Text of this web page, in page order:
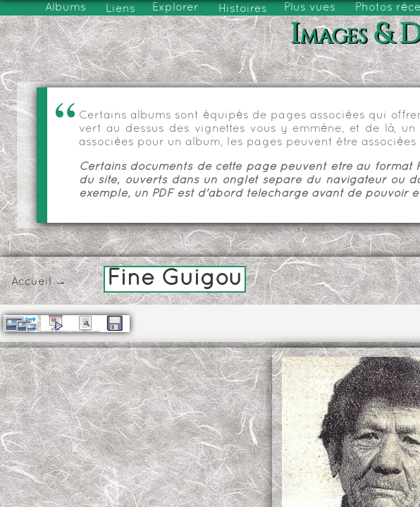
Albums Liens Explorer Histoires Plus vues Photos
Images &
Certains albums sont équipés de pages associées qui
vert au dessus des vignettes vous y emmène, et de là,
associées pour un album, les pages peuvent être associées
Certains documents de cette page peuvent être au
du site, ouverts dans un onglet séparé du navigateur ou
exemple, un PDF est d'abord téléchargé avant de pouvoir
Accueil→ Fine Guigou